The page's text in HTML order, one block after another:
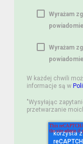
Wyrażam
Wyrażam
W każdej chwili
informacje są w
"Wysyłając
przetwarzanie